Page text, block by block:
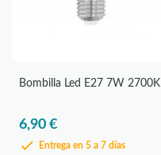
Bombilla Led E27 7W 2700K
6,90 €
Entrega en 5 a 7 días